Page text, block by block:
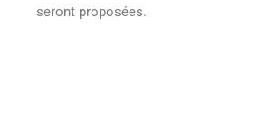
seront proposées.